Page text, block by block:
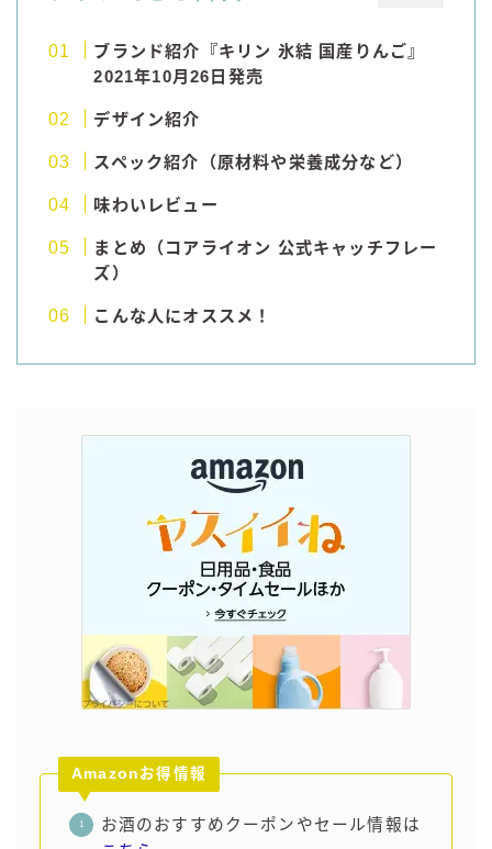
タンチュー
コカ・コーラ
檸檬堂
オリオンビール
WATTA
natura WATTA
ちゅらWATTA
合同酒精
運営者情報
ブランド紹介『キリン 氷結 国産りんご』
2021年10月26日発売
デザイン紹介
スペック紹介（原材料や栄養成分など）
味わいレビュー
まとめ（コアライオン 公式キャッチフレー
ズ）
こんな人にオススメ！
Amazonお得情報
お酒のおすすめクーポンやセール情報は